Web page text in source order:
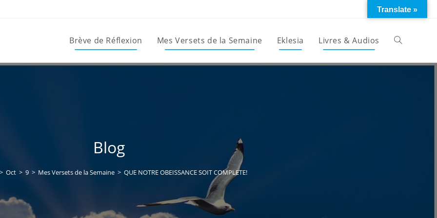
Brève de Réflexion Mes Versets de la Semaine Eklesia Livres & Audios Toggle
Blog
> Oct > 9 > Mes Versets de la Semaine > QUE NOTRE OBEISSANCE SOIT COMPLETE!
Translate »